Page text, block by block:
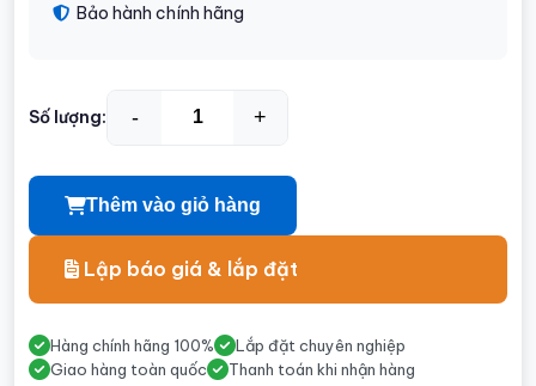
Bảo hành chính hãng
Số lượng: - +
Thêm vào giỏ hàng
Lập báo giá & lắp đặt
Hàng chính hãng 100%
Lắp đặt chuyên nghiệp
Giao hàng toàn quốc
Thanh toán khi nhận hàng